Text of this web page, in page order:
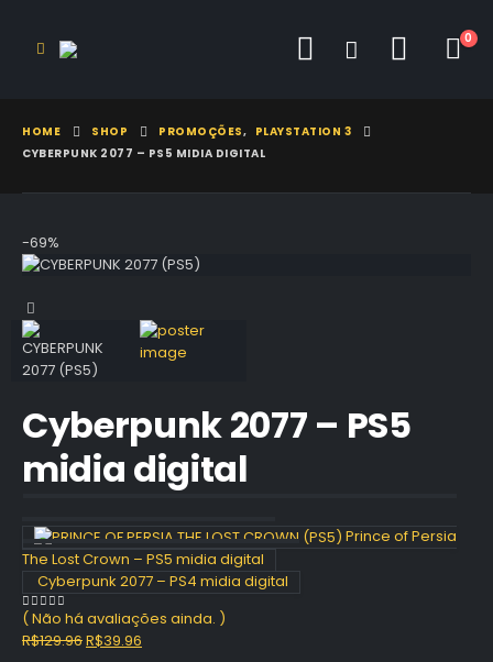
0
HOME SHOP PROMOÇÕES, PLAYSTATION 3
CYBERPUNK 2077 – PS5 MIDIA DIGITAL
-69%
Cyberpunk 2077 – PS5
midia digital
Prince of Persia
The Lost Crown – PS5 midia digital
Cyberpunk 2077 – PS4 midia digital
0 out of 5
( Não há avaliações ainda. )
R$129.96O
R$39.96